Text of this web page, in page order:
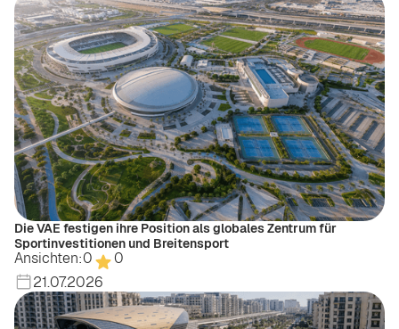
Die VAE festigen ihre Position als globales Zentrum für
Sportinvestitionen und Breitensport
Ansichten:0
0
21.07.2026